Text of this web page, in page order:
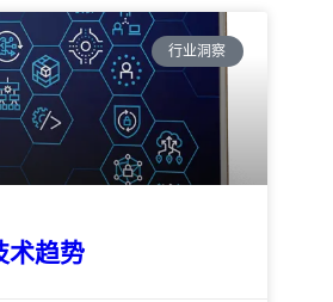
行业洞察
术趋势